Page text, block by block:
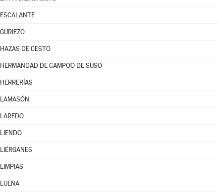
ESCALANTE
GURIEZO
HAZAS DE CESTO
HERMANDAD DE CAMPOO DE SUSO
HERRERÍAS
LAMASÓN
LAREDO
LIENDO
LIÉRGANES
LIMPIAS
LUENA